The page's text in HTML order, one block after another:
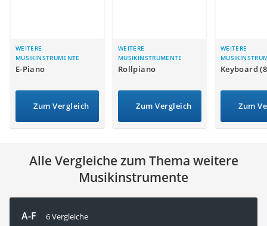
Sicherheitsweste Reiten
Service
WEITERE
MUSIKINSTRUMENTE
E-Piano
Zum Vergleich
WEITERE
MUSIKINSTRUMENTE
Rollpiano
Zum Vergleich
WEITERE
Keyboard
Zum
Alle Vergleiche zum Thema weitere
Musikinstrumente
A-F 6 Vergleiche